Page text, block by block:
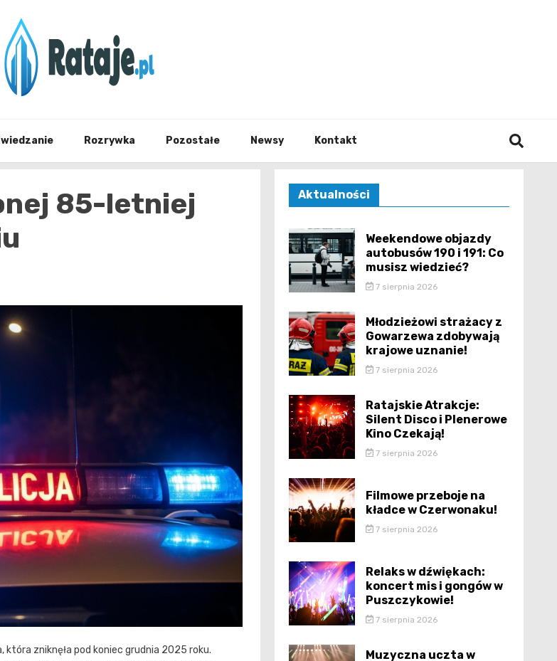
Rozrywka Pozostałe Newsy Kontakt
85-letniej
zniknęła pod koniec grudnia 2025 roku.
Aktualności
Weekendowe objazdy
autobusów 190 i 191: Co
musisz wiedzieć?
7 sierpnia 2026
Młodzieżowi strażacy z
Gowarzewa zdobywają
krajowe uznanie!
7 sierpnia 2026
Ratajskie Atrakcje:
Silent Disco i Plenerowe
Kino Czekają!
7 sierpnia 2026
Filmowe przeboje na
kładce w Czerwonaku!
7 sierpnia 2026
Relaks w dźwiękach:
koncert mis i gongów w
Puszczykowie!
7 sierpnia 2026
Muzyczna uczta w